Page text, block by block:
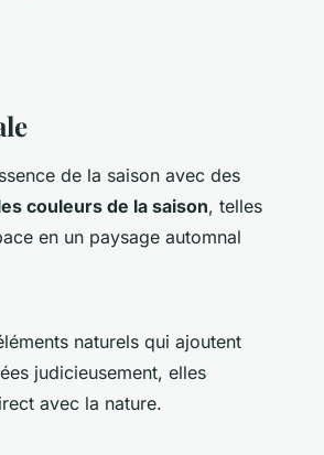
de la saison avec des
couleurs de la saison, telles
en un paysage automnal
naturels qui ajoutent
judicieusement, elles
avec la nature.